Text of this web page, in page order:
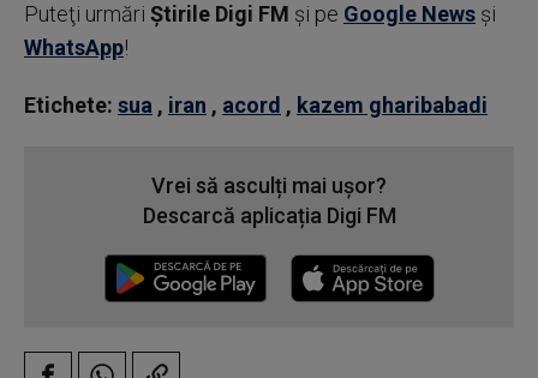
Puteţi urmări Știrile Digi FM şi pe Google News şi
WhatsApp!
Etichete: sua , iran , acord , kazem gharibabadi
Vrei să asculți mai ușor?
Descarcă aplicația Digi FM